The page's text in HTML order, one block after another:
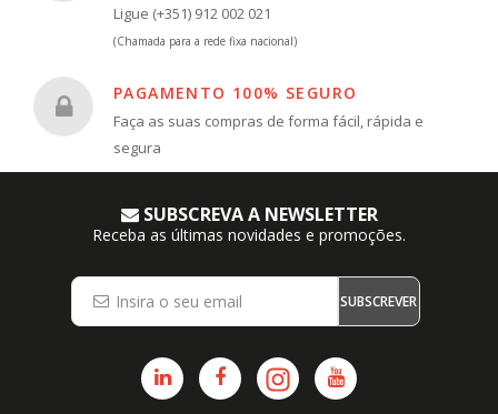
Ligue (+351) 912 002 021
(Chamada para a rede fixa nacional)
PAGAMENTO 100% SEGURO
Faça as suas compras de forma fácil, rápida e
segura
SUBSCREVA A NEWSLETTER
Receba as últimas novidades e promoções.
SUBSCREVER